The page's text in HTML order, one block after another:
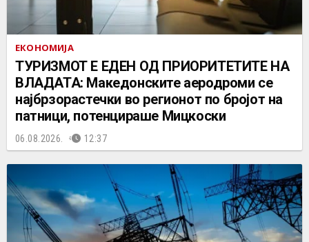
ЕКОНОМИЈА
ТУРИЗМОТ Е ЕДЕН ОД ПРИОРИТЕТИТЕ НА
ВЛАДАТА: Македонските аеродроми се
најбрзорастечки во регионот по бројот на
патници, потенцираше Мицкоски
06.08.2026. 12:37